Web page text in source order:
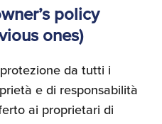
policy
ones)
da tutti i
e di responsabilità
ai proprietari di